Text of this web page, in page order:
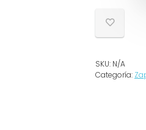
SKU: N/A
Categoría: